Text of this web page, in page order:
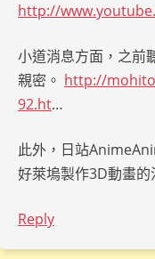
http://
小道消息方面，之前
親密。 http://
92.ht…
此外，日站
好萊塢製作3D動畫的
Reply